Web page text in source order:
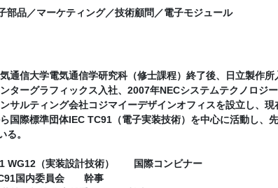
部品／マーケティング／技術顧問／電子モジュール
通信大学電気通信学研究科（修士課程）終了後、日立製作
ターグラフィックス入社、2007年NECシステムテクノロジ
サルティング会社コジマイーデザインオフィスを設立し、現
国際標準団体IEC TC91（電子実装技術）を中心に活動し、
る。
WG12（実装設計技術） 国際コンビナー
国内委員会 幹事